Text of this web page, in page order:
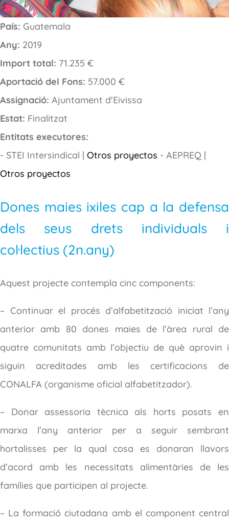
País: Guatemala
Any: 2019
Import total: 71.235 €
Aportació del Fons: 57.000 €
Assignació: Ajuntament d'Eivissa
Estat: Finalitzat
Entitats executores:
- STEI Intersindical | Otros proyectos - AEPREQ |
Otros proyectos
Dones maies ixiles cap a la defensa
dels seus drets individuals i
col·lectius (2n.any)
Aquest projecte contempla cinc components:
– Continuar el procés d’alfabetització iniciat l’any
anterior amb 80 dones maies de l’àrea rural de
quatre comunitats amb l’objectiu de què aprovin i
siguin acreditades amb les certificacions de
CONALFA (organisme oficial alfabetitzador).
– Donar assessoria tècnica als horts posats en
marxa l’any anterior per a seguir sembrant
hortalisses per la qual cosa es donaran llavors
d’acord amb les necessitats alimentàries de les
famílies que participen al projecte.
– La formació ciutadana amb el component central